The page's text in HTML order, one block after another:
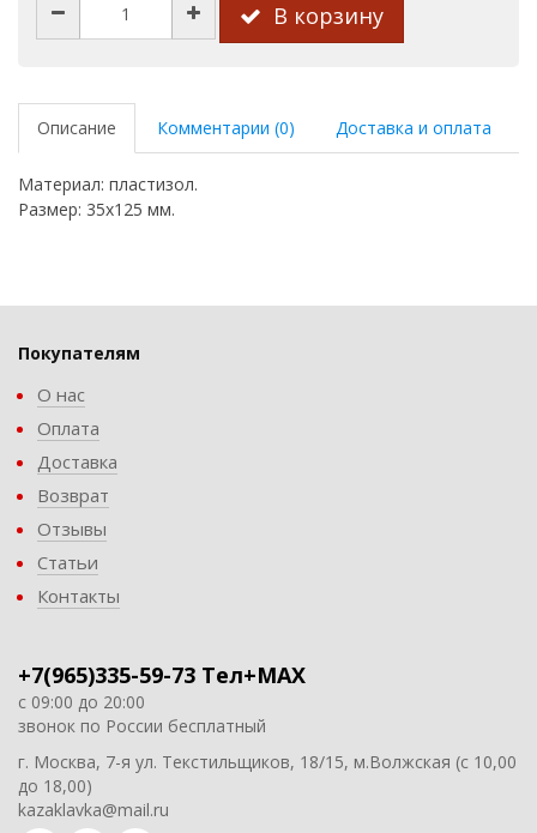
В корзину
Описание Комментарии (0) Доставка и оплата
Материал: пластизол.
Размер: 35х125 мм.
Покупателям
О нас
Оплата
Доставка
Возврат
Отзывы
Статьи
Контакты
+7(965)335-59-73 Тел+MAX
с 09:00 до 20:00
звонок по России бесплатный
г. Москва, 7-я ул. Текстильщиков, 18/15, м.Волжская (с 10,00
до 18,00)
kazaklavka@mail.ru